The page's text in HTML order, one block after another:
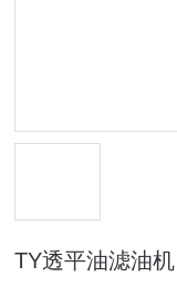
TY透平油滤油机